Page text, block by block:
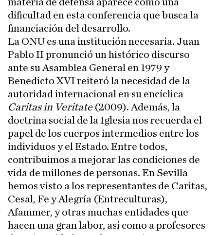
dificultad en esta conferencia que busca la
financiación del desarrollo.
La ONU es una institución necesaria. Juan
Pablo II pronunció un histórico discurso
ante su Asamblea General en 1979 y
Benedicto XVI reiteró la necesidad de la
autoridad internacional en su encíclica
Caritas in Veritate(2009). Además, la
doctrina social de la Iglesia nos recuerda el
papel de los cuerpos intermedios entre los
individuos y el Estado. Entre todos,
contribuimos a mejorar las condiciones de
vida de millones de personas. En Sevilla
hemos visto a los representantes de Caritas,
Cesal, Fe y Alegría (Entreculturas),
Afammer, y otras muchas entidades que
hacen una gran labor, así como a profesores